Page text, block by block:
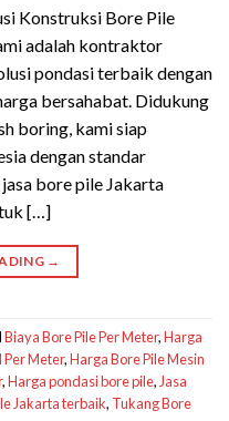
Konstruksi Bore Pile
adalah kontraktor
pondasi terbaik dengan
bersahabat. Didukung
boring, kami siap
dengan standar
bore pile Jakarta
[…]
→
Biaya Bore Pile Per Meter,Harga
Per Meter,Harga Bore Pile Mesin
,Harga pondasi bore pile,Jasa
Jakarta terbaik, Tukang Bore